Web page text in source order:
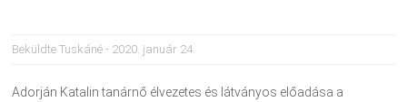
BeküldteTuskáné - 2020. január 24.
Adorján Katalin tanárnő élvezetes és látványos előadása a